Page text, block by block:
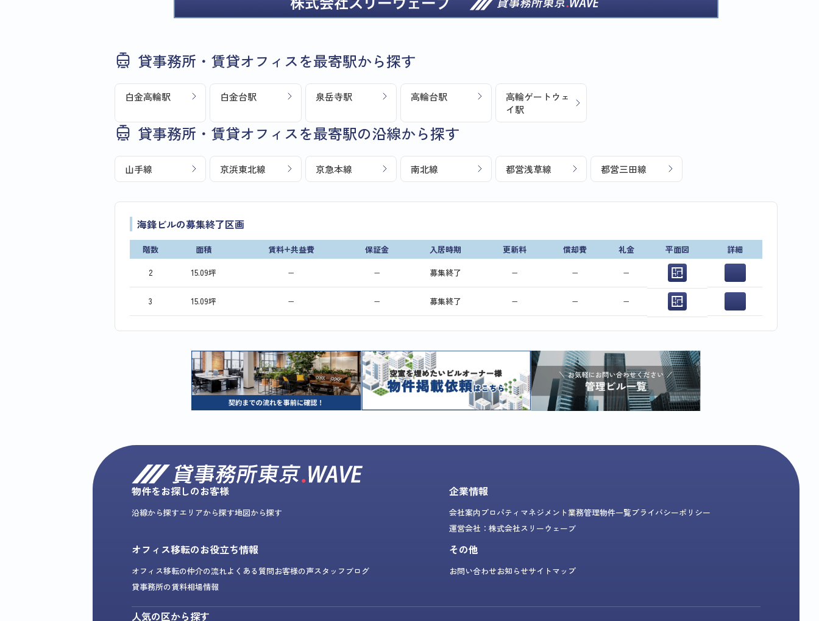
貸事務所・賃貸オフィスを最寄駅から探す
白金高輪駅 白金台駅 泉岳寺駅 高輪台駅
高輪ゲートウェ
イ駅
貸事務所・賃貸オフィスを最寄駅の沿線から探す
山手線 京浜東北線 京急本線 南北線 都営浅草線 都営三田線
海鋒ビルの募集終了区画
階数 面積 賃料+共益費 保証金 入居時期 更新料 償却費 礼金 平面図
詳細
2
15.09坪 − − 募集終了 − − −
3 15.09坪 − − 募集終了 − − −
物件をお探しのお客様
沿線から探すエリアから探す地図から探す
企業情報
会社案内プロパティマネジメント業務管理物件一覧プライバシーポリシー
運営会社：株式会社スリーウェーブ
オフィス移転のお役立ち情報
オフィス移転の仲介の流れよくある質問お客様の声スタッフブログ
貸事務所の賃料相場情報
その他
お問い合わせお知らせサイトマップ
人気の区から探す